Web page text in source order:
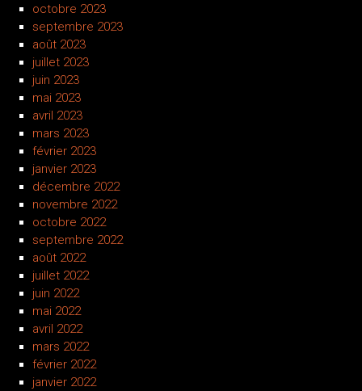
octobre 2023
septembre 2023
août 2023
juillet 2023
juin 2023
mai 2023
avril 2023
mars 2023
février 2023
janvier 2023
décembre 2022
novembre 2022
octobre 2022
septembre 2022
août 2022
juillet 2022
juin 2022
mai 2022
avril 2022
mars 2022
février 2022
janvier 2022